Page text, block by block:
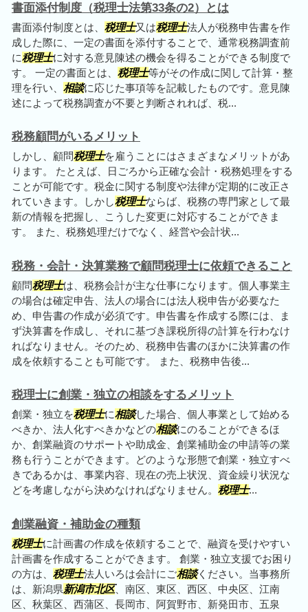
書面添付制度（税理士法第33条の2）とは
書面添付制度とは、 税理士又は税理士法人が税務申告書を作
成した際に、一定の書面を添付することで、通常税務調査前
に税理士に対する意見陳述の機会を得ることができる制度で
す。 一定の書面とは、 税理士等がその作成に関して計算・整
理を行い、 相談に応じた事項等を記載したものです。意見陳
述によって税務調査が不要と判断されれば、税...
税務顧問がいるメリット
しかし、顧問税理士を雇うことにはさまざまなメリットがあ
ります。 たとえば、日ごろから正確な会計・税務処理をする
ことが可能です。税金に関する制度や法律が定期的に改正さ
れていきます。しかし税理士ならば、税務の専門家として最
新の情報を把握し、こうした変更に対応することができま
す。 また、税務処理だけでなく、経営や会計状...
税務・会計・決算業務で顧問税理士に依頼できること
顧問税理士は、税務会計が主な仕事になります。個人事業主
の場合は確定申告、法人の場合には法人税申告が必要なた
め、申告書の作成が必須です。申告書を作成する際には、ま
ず決算書を作成し、それに基づき課税所得の計算を行わなけ
ればなりません。そのため、税務申告書のほかに決算書の作
成を依頼することも可能です。 また、税務申告後...
税理士に創業・独立の相談をするメリット
創業・独立を税理士に相談した場合、個人事業として始める
べきか、法人化すべきかなどの相談にのることができるほ
か、創業融資のサポートや助成金、創業補助金の申請等の業
務も行うことができます。どのような形態で創業・独立すべ
きであるかは、事業内容、現在の売上状況、資金繰り状況な
どを考慮しながら決めなければなりません。 税理士...
創業融資・補助金の種類
税理士に計画書の作成を依頼することで、融資を受けやすい
計画書を作成することができます。 創業・独立支援でお困り
の方は、 税理士法人いろは会計にご相談ください。当事務所
は、新潟県新潟市北区、南区、東区、西区、中央区、江南
区、秋葉区、西蒲区、長岡市、阿賀野市、新発田市、五泉